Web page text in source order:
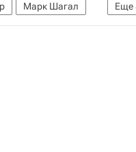
Еще
Марк Шагал
искусства